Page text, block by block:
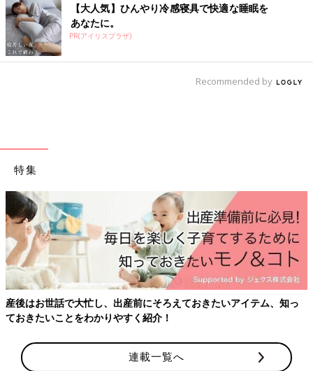
布おむつの交換で用意するものを見ていきましょ
う。
●布おむつ
布おむつには、反物、輪形、成形の３タイプあります。反物は端
のが輪形タイプです。成形はすでに当てる形に整えられていま
す。
【大人気】ひんやり冷感寝具で快適な睡眠を
あなたに。
PR(アイリスプラザ)
Recommended by
特集
産後はお世話で大忙し、出産前にそろえておきたいアイテム、知っ
ておきたいことをわかりやすく紹介！
連載一覧へ